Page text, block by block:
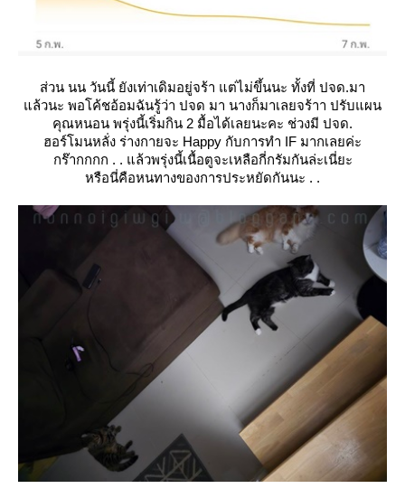
ส่วน นน วันนี้ ยังเท่าเดิมอยู่จร้า แต่ไม่ขึ้นนะ ทั้งที่ ปจด.มา
ล้วนะ พอโค้ชอ้อมฉันรู้ว่า ปจด มา นางก็มาเลยจร้าา ปรับแผน
คุณหนอน พรุ่งนี้เริ่มกิน 2 มื้อได้เลยนะคะ ช่วงมี ปจด.
ฮอร์โมนหลั่ง ร่างกายจะ Happy กับการทำ IF มากเลยค่ะ
กร๊ากกกก . . แล้วพรุ่งนี้เนื้อตูจะเหลือกี่กรัมกันล่ะเนี่ยะ
หรือนี่คือหนทางของการประหยัดกันนะ . .